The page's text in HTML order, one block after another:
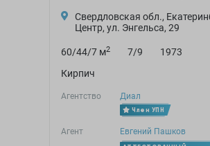
Свердловская обл.,
Центр, ул. Энгельса, 29
60/44/7 м2 7/9
1973
Кирпич
Агентство Диал
Член УПН
Агент Евгений Пашков